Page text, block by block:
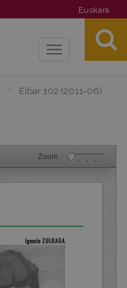
Euskara
Toggle
Eibar 102 (2011-06)
Zoom